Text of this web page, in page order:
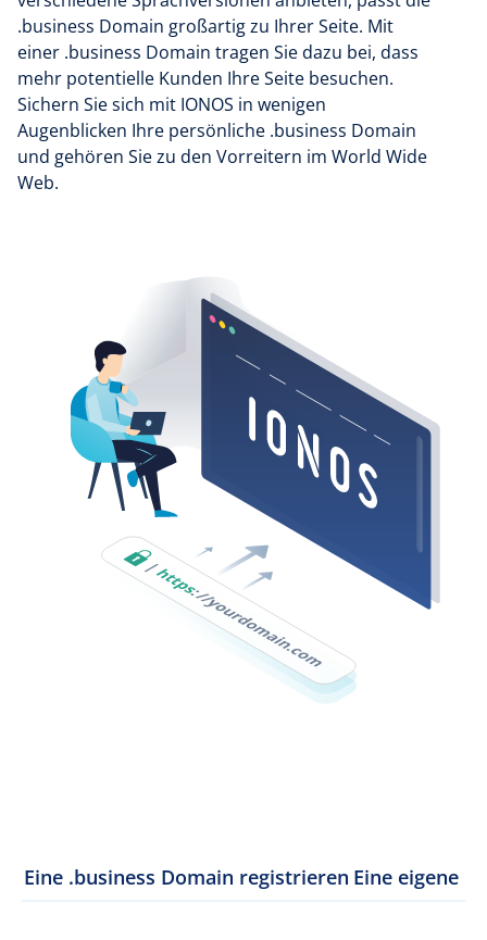
.business Domain großartig zu Ihrer Seite. Mit
einer .business Domain tragen Sie dazu bei, dass
mehr potentielle Kunden Ihre Seite besuchen.
Sichern Sie sich mit IONOS in wenigen
Augenblicken Ihre persönliche .business Domain
und gehören Sie zu den Vorreitern im World Wide
Web.
Eine .business Domain registrieren Eine eigene